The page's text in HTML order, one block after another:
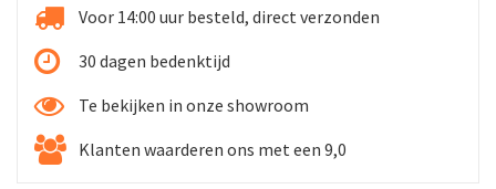
Voor 14:00 uur besteld, direct verzonden
30 dagen bedenktijd
Te bekijken in onze showroom
Klanten waarderen ons met een 9,0